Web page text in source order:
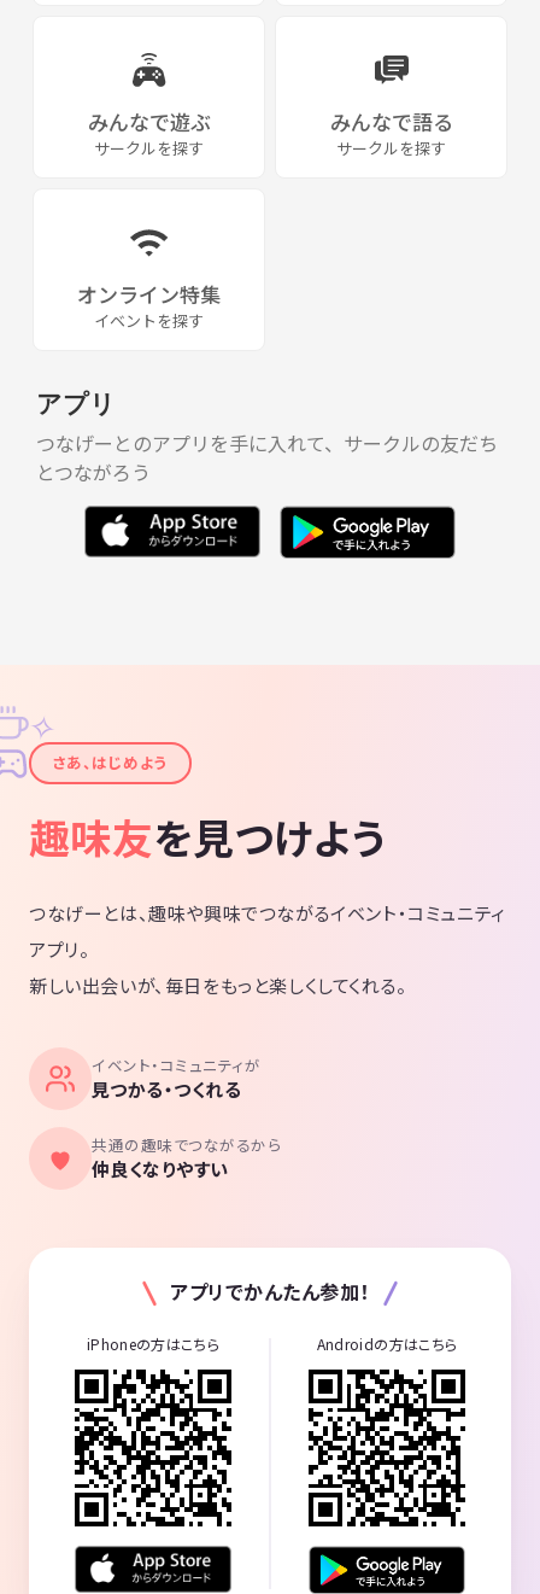
みんなで遊ぶ
サークルを探す
みんなで語る
サークルを探す
オンライン特集
イベントを探す
アプリ
つなげーとのアプリを手に入れて、サークルの友だち
とつながろう
✦
✧
さあ、はじめよう
趣味友を見つけよう
つなげーとは、趣味や興味でつながるイベント・コミュニティ
アプリ。
新しい出会いが、毎日をもっと楽しくしてくれる。
イベント・コミュニティが
見つかる・つくれる
共通の趣味でつながるから
仲良くなりやすい
アプリでかんたん参加！
iPhoneの方はこちら Androidの方はこちら